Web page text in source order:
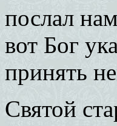
послал
вот Бог
принять
Святой